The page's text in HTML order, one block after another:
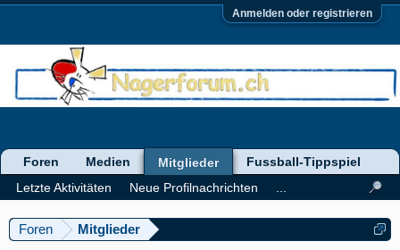
Anmelden oder registrieren
Foren Mitglieder
Foren Medien
Mitglieder
Letzte Aktivitäten
Neue Profilnachrichten
Fussball-Tippspiel